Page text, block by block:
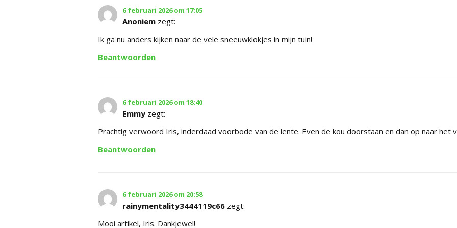
6 februari 2026 om 17:05
Anoniem zegt:
Ik ga nu anders kijken naar de vele sneeuwklokjes in mijn tuin!
Beantwoorden
6 februari 2026 om 18:40
Emmy zegt:
Prachtig verwoord Iris, inderdaad voorbode van de lente. Even de kou doorstaan en dan op naar het
Beantwoorden
6 februari 2026 om 20:58
rainymentality3444119c66 zegt:
Mooi artikel, Iris. Dankjewel!